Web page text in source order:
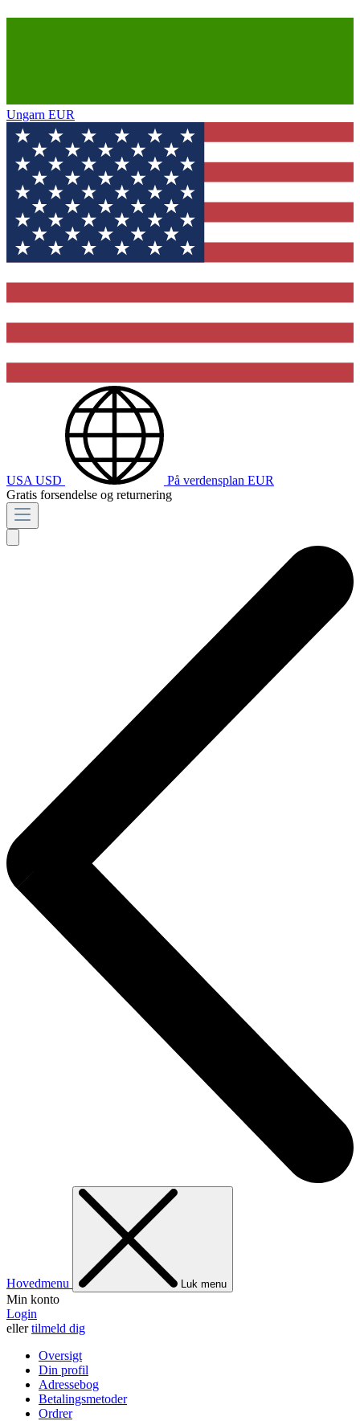
Ungarn EUR
USA USD På verdensplan EUR
Gratis forsendelse og returnering
Hovedmenu Luk menu
Min konto
Login
ellertilmeld dig
Oversigt
Din profil
Adressebog
Betalingsmetoder
Ordrer